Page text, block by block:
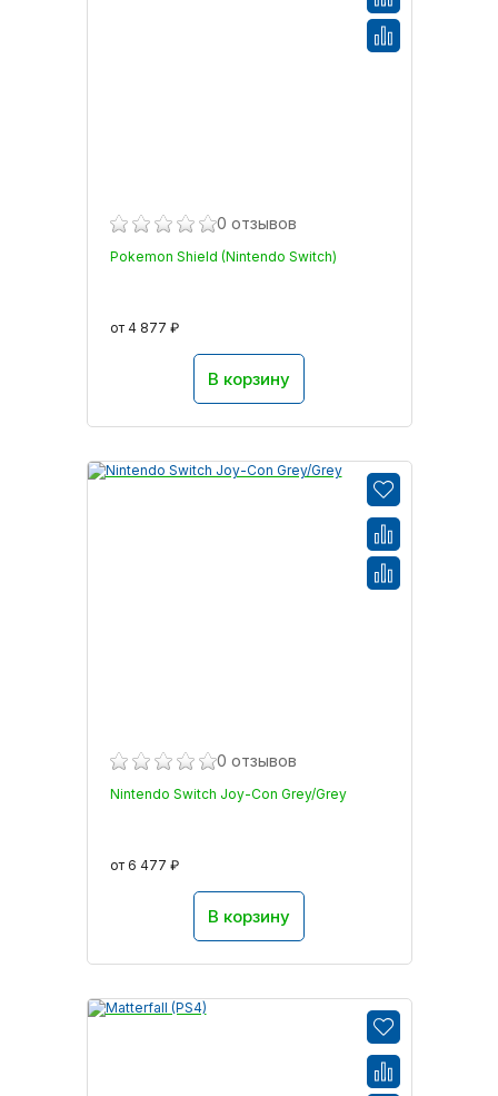
0 отзывов
Pokemon Shield (Nintendo Switch)
от 4 877 ₽
В корзину
0 отзывов
Nintendo Switch Joy-Con Grey/Grey
от 6 477 ₽
В корзину